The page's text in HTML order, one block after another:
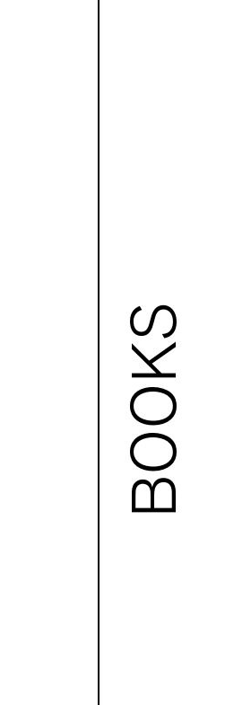
BOOKS